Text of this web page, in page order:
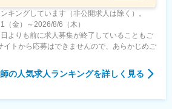
キングしています（非公開求人は除く）。
金）～2026/8/6（木）
よりも前に求人募集が終了していることもご
イトから応募はできませんので、あらかじめご
の人気求人ランキングを詳しく見る